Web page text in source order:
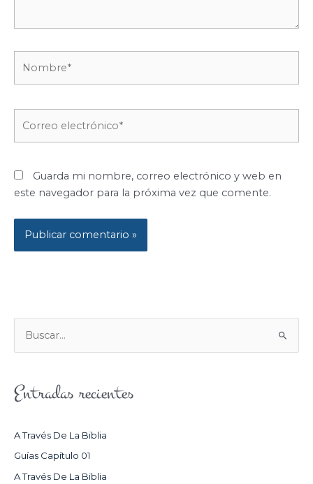
Guarda mi nombre, correo electrónico y web en
este navegador para la próxima vez que comente.
U
C
Entradas recientes
A Través De La Biblia
Guías Capítulo 01
A Través De La Biblia